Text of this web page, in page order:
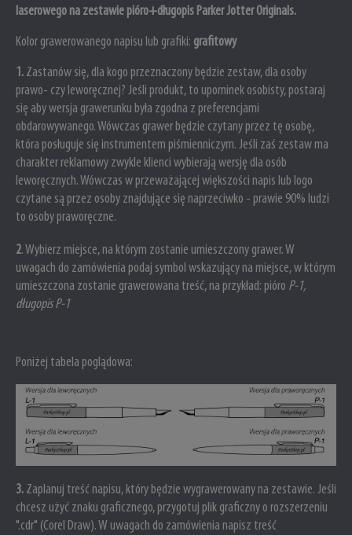
laserowego na zestawie pióro+długopis Parker Jotter Originals.
Kolor grawerowanego napisu lub grafiki: grafitowy
1. Zastanów się, dla kogo przeznaczony będzie zestaw, dla osoby
prawo- czy leworęcznej? Jeśli produkt, to upominek osobisty, postaraj
się aby wersja grawerunku była zgodna z preferencjami
obdarowywanego. Wówczas grawer będzie czytany przez tę osobę,
która posługuje się instrumentem piśmienniczym. Jeśli zaś zestaw ma
charakter reklamowy zwykle klienci wybierają wersję dla osób
leworęcznych. Wówczas w przeważającej większości napis lub logo
czytane są przez osoby znajdujące się naprzeciwko - prawie 90% ludzi
to osoby praworęczne.
2. Wybierz miejsce, na którym zostanie umieszczony grawer.W
uwagach do zamówienia podaj symbol wskazujący na miejsce, w którym
umieszczona zostanie grawerowana treść, na przykład: pióro P-1,
długopis P-1
Poniżej tabela poglądowa:
3. Zaplanuj treść napisu, który będzie wygrawerowany na zestawie. Jeśli
chcesz użyć znaku graficznego, przygotuj plik graficzny o rozszerzeniu
".cdr" (Corel Draw).W uwagach do zamówienia napisz treść